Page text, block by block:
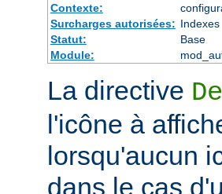
Contexte:
Surcharges autorisées: Indexes
Statut:
Base
Module:
La directive
l'icône à
lorsqu'aucun
dans le cas